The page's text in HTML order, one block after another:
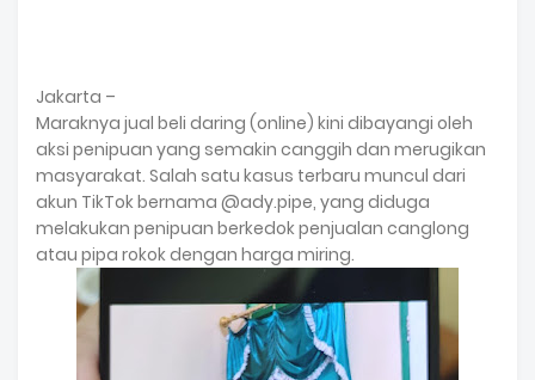
Jakarta –
Maraknya jual beli daring (online) kini dibayangi oleh
aksi penipuan yang semakin canggih dan merugikan
masyarakat. Salah satu kasus terbaru muncul dari
akun TikTok bernama @ady.pipe, yang diduga
melakukan penipuan berkedok penjualan canglong
atau pipa rokok dengan harga miring.